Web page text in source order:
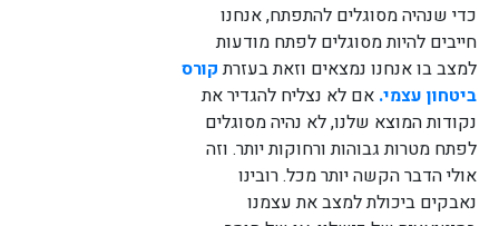
כדי שנהיה מסוגלים להתפתח, אנחנו
חייבים להיות מסוגלים לפתח מודעות
למצב בו אנחנו נמצאים וזאת בעזרתקורס
ביטחון עצמי. אם לא נצליח להגדיר את
נקודות המוצא שלנו, לא נהיה מסוגלים
לפתח מטרות גבוהות ורחוקות יותר. וזה
אולי הדבר הקשה יותר מכל. רובינו
נאבקים ביכולת למצב את עצמנו